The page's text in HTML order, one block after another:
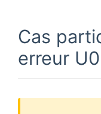
Cas
erreur